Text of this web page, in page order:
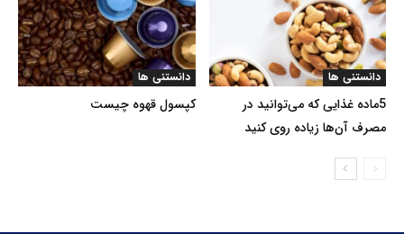
دانستنی ها
کپسول قهوه چیست
دانستنی ها
5ماده غذایی که می‌توانید در
مصرف آن‌ها زیاده روی کنید